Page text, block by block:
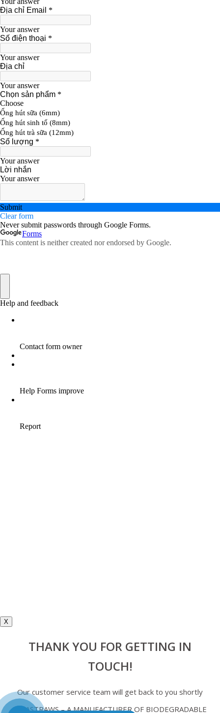
X
THANK YOU FOR GETTING IN
TOUCH!
Our customer service team will get back to you shortly
VINASTRAWS – A MANUFACTURER OF BIODEGRADABLE